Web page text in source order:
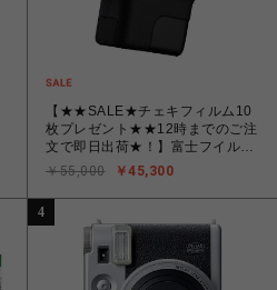
【★★SALE★チェキフィルム10
枚プレゼント★★12時までのご注
文で即日出荷★！】富士フイル
ム フジフイルム インスタントカ
メラ instax mini Evo CINEMA
「チェキ」EVO シネマ
￥45,300
￥55,000
4